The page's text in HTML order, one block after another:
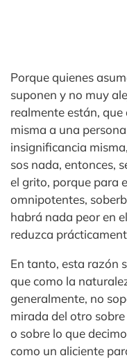
Porque quienes
suponen y no muy
realmente están,
misma a una
insignificancia
sos nada, entonces,
el grito, porque para
omnipotentes,
habrá nada peor en
reduzca
En tanto, esta razón
que como la
generalmente, no
mirada del otro
o sobre lo que
como un aliciente